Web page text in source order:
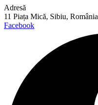
Adresă
11 Piața Mică, Sibiu, România
Facebook